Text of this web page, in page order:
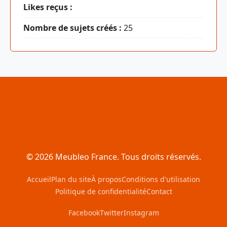
Likes reçus :
Nombre de sujets créés : 25
© 2026 Meubleo France. Tous droits réservés.
AccueilPlan du siteÀ proposConditions d'utilisation
Politique de confidentialitéContact
FacebookTwitterInstagram